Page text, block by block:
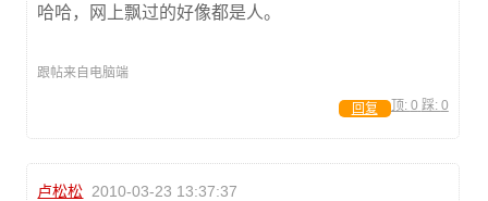
哈哈，网上飘过的好像都是人。
跟帖来自电脑端
顶: 0 踩: 0
回复
卢松松 2010-03-23 13:37:37